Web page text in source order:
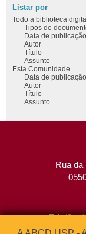
Listar por
Todo a biblioteca
Tipos de
Data de publicação
Autor
Título
Assunto
Esta Comunidade
Data de publicação
Autor
Título
Assunto
Rua da
Tel: